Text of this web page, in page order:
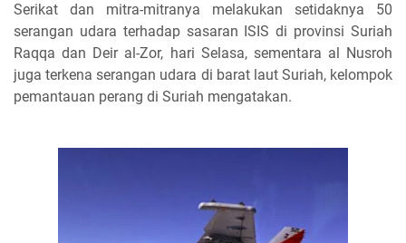
Serikat dan mitra-mitranya melakukan setidaknya 50
serangan udara terhadap sasaran ISIS di provinsi Suriah
Raqqa dan Deir al-Zor, hari Selasa, sementara al Nusroh
juga terkena serangan udara di barat laut Suriah, kelompok
pemantauan perang di Suriah mengatakan.